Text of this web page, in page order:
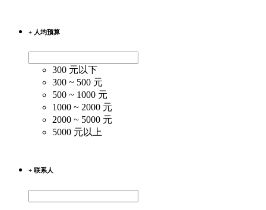
+ 人均预算
300 元以下
300 ~ 500 元
500 ~ 1000 元
1000 ~ 2000 元
2000 ~ 5000 元
5000 元以上
+ 联系人